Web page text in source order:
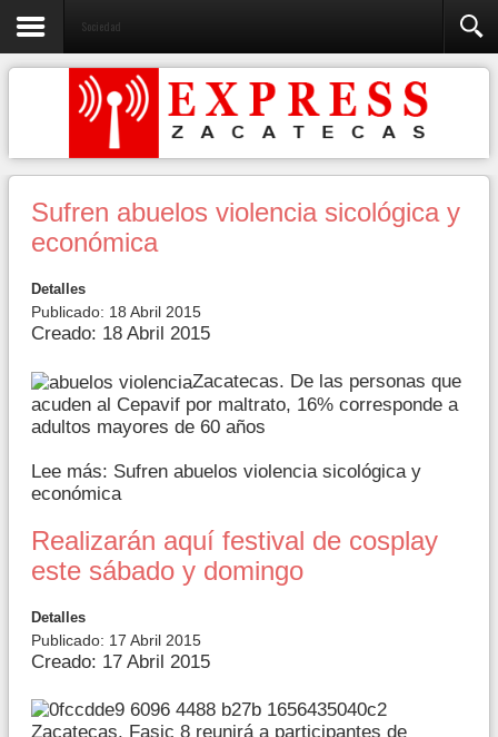
Sociedad
Sufren abuelos violencia sicológica y
económica
Detalles
Publicado: 18 Abril 2015
Creado: 18 Abril 2015
Zacatecas. De las personas que
acuden al Cepavif por maltrato, 16% corresponde a
adultos mayores de 60 años
Lee más: Sufren abuelos violencia sicológica y
económica
Realizarán aquí festival de cosplay
este sábado y domingo
Detalles
Publicado: 17 Abril 2015
Creado: 17 Abril 2015
Zacatecas. Fasic 8 reunirá a participantes de